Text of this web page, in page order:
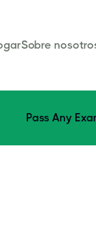
Sobre
Pass Any